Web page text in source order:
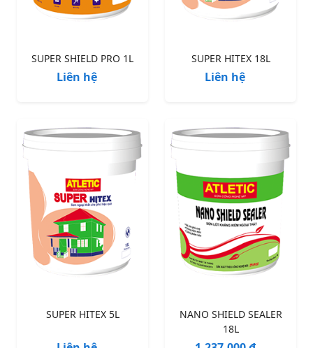
SUPER SHIELD PRO 1L
Liên hệ
SUPER HITEX 18L
Liên hệ
SUPER HITEX 5L
NANO SHIELD SEALER
18L